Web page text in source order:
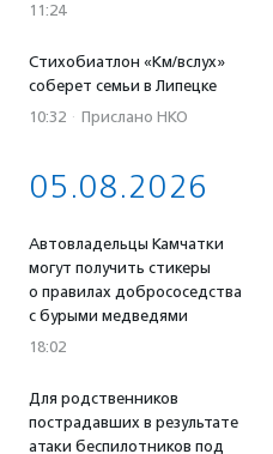
11:24
Стихобиатлон «Км/вслух»
соберет семьи в Липецке
10:32 · Прислано НКО
05.08.2026
Автовладельцы Камчатки
могут получить стикеры
о правилах добрососедства
с бурыми медведями
18:02
Для родственников
пострадавших в результате
атаки беспилотников под